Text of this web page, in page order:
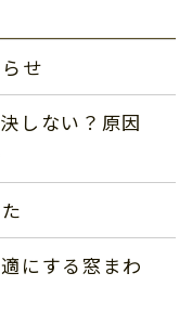
せ
しない？原因
にする窓まわ